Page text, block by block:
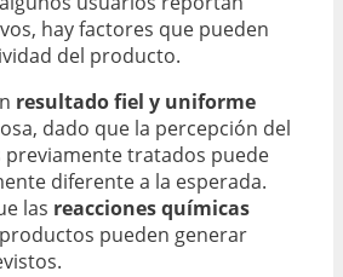
hay factores que pueden
del producto.
resultado fiel y uniforme
dado que la percepción del
previamente tratados puede
diferente a la esperada.
las reacciones químicas
pueden generar